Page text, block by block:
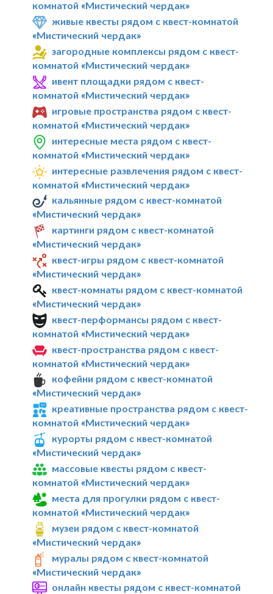
комнатой «Мистический чердак»
живые квесты рядом с квест-комнатой
«Мистический чердак»
загородные комплексы рядом с квест-
комнатой «Мистический чердак»
ивент площадки рядом с квест-
комнатой «Мистический чердак»
игровые пространства рядом с квест-
комнатой «Мистический чердак»
интересные места рядом с квест-
комнатой «Мистический чердак»
интересные развлечения рядом с квест-
комнатой «Мистический чердак»
кальянные рядом с квест-комнатой
«Мистический чердак»
картинги рядом с квест-комнатой
«Мистический чердак»
квест-игры рядом с квест-комнатой
«Мистический чердак»
квест-комнаты рядом с квест-комнатой
«Мистический чердак»
квест-перформансы рядом с квест-
комнатой «Мистический чердак»
квест-пространства рядом с квест-
комнатой «Мистический чердак»
кофейни рядом с квест-комнатой
«Мистический чердак»
креативные пространства рядом с квест-
комнатой «Мистический чердак»
курорты рядом с квест-комнатой
«Мистический чердак»
массовые квесты рядом с квест-
комнатой «Мистический чердак»
места для прогулки рядом с квест-
комнатой «Мистический чердак»
музеи рядом с квест-комнатой
«Мистический чердак»
муралы рядом с квест-комнатой
«Мистический чердак»
онлайн квесты рядом с квест-комнатой